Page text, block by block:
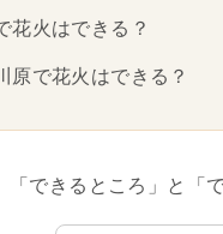
花火はできる？
原で花火はできる？
「できるところ」と「